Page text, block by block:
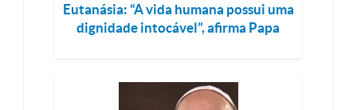
Eutanásia: “A vida humana possui uma
dignidade intocável”, afirma Papa